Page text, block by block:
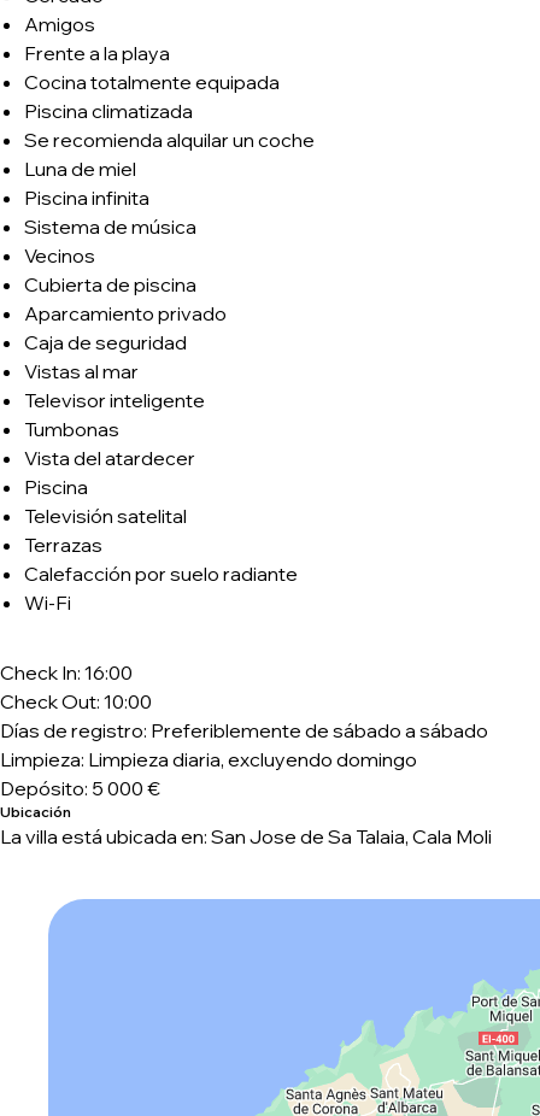
Amigos
Frente a la playa
Cocina totalmente equipada
Piscina climatizada
Se recomienda alquilar un coche
Luna de miel
Piscina infinita
Sistema de música
Vecinos
Cubierta de piscina
Aparcamiento privado
Caja de seguridad
Vistas al mar
Televisor inteligente
Tumbonas
Vista del atardecer
Piscina
Televisión satelital
Terrazas
Calefacción por suelo radiante
Wi-Fi
Check In: 16:00
Check Out: 10:00
Días de registro: Preferiblemente de sábado a sábado
Limpieza: Limpieza diaria, excluyendo domingo
Depósito: 5 000 €
Ubicación
La villa está ubicada en: San Jose de Sa Talaia, Cala Moli